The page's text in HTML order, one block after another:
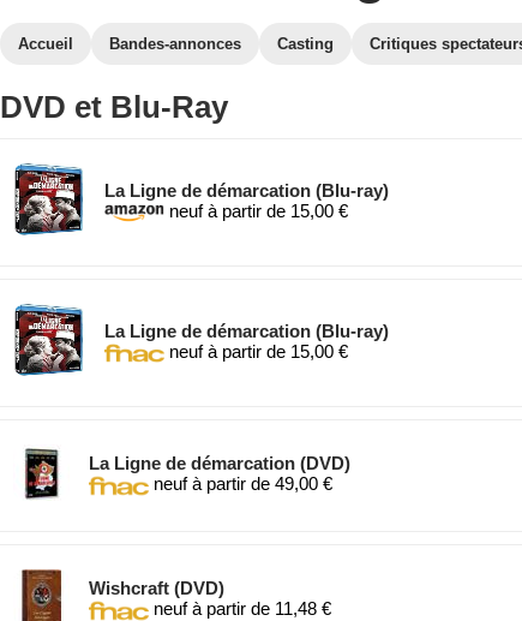
Accueil Bandes-annonces Casting Critiques
DVD et Blu-Ray
La Ligne de démarcation (Blu-ray)
neuf à partir de 15,00 €
La Ligne de démarcation (Blu-ray)
neuf à partir de 15,00 €
La Ligne de démarcation (DVD)
neuf à partir de 49,00 €
Wishcraft (DVD)
neuf à partir de 11,48 €